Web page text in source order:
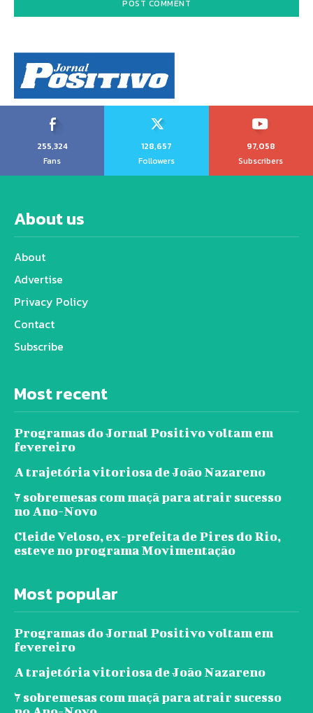
255,324
Fans
128,657
Followers
97,058
Subscribers
About us
About
Advertise
Privacy Policy
Contact
Subscribe
Most recent
Programas do Jornal Positivo voltam em
fevereiro
A trajetória vitoriosa de João Nazareno
7 sobremesas com maçã para atrair sucesso
no Ano-Novo
Cleide Veloso, ex-prefeita de Pires do Rio,
esteve no programa Movimentação
Most popular
Programas do Jornal Positivo voltam em
fevereiro
A trajetória vitoriosa de João Nazareno
7 sobremesas com maçã para atrair sucesso